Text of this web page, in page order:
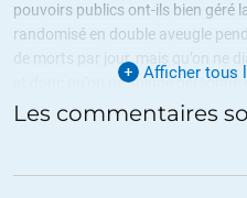
pouvoirs publics ont-ils bien géré
randomisé en double aveugle
de morts par jour, mais qu’on ne
et donc qu’on ne soigne
jugement extraordinaire. Sans
et des autres vous auraient aidé
Afficher tous
Les commentaires